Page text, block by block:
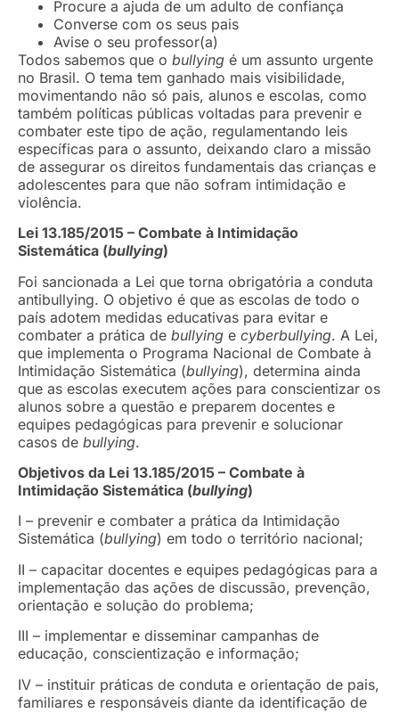
Procure a ajuda de um adulto de confiança
Converse com os seus pais
Avise o seu professor(a)
Todos sabemos que o bullying é um assunto urgente
no Brasil. O tema tem ganhado mais visibilidade,
movimentando não só pais, alunos e escolas, como
também políticas públicas voltadas para prevenir e
combater este tipo de ação, regulamentando leis
específicas para o assunto, deixando claro a missão
de assegurar os direitos fundamentais das crianças e
adolescentes para que não sofram intimidação e
violência.
Lei 13.185/2015 – Combate à Intimidação
Sistemática (bullying)
Foi sancionada a Lei que torna obrigatória a conduta
antibullying. O objetivo é que as escolas de todo o
país adotem medidas educativas para evitar e
combater a prática de bullying e cyberbullying. A Lei,
que implementa o Programa Nacional de Combate à
Intimidação Sistemática (bullying), determina ainda
que as escolas executem ações para conscientizar os
alunos sobre a questão e preparem docentes e
equipes pedagógicas para prevenir e solucionar
casos de bullying.
Objetivos da Lei 13.185/2015 – Combate à
Intimidação Sistemática (bullying)
I – prevenir e combater a prática da Intimidação
Sistemática (bullying) em todo o território nacional;
II – capacitar docentes e equipes pedagógicas para a
implementação das ações de discussão, prevenção,
orientação e solução do problema;
III – implementar e disseminar campanhas de
educação, conscientização e informação;
IV – instituir práticas de conduta e orientação de pais,
familiares e responsáveis diante da identificação de